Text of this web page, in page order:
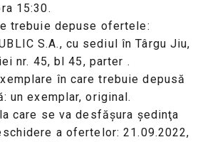
15:30.
trebuie depuse ofertele:
S.A., cu sediul în Târgu Jiu,
nr. 45, bl 45, parter .
în care trebuie depusă
un exemplar, original.
care se va desfăşura şedinţa
a ofertelor: 21.09.2022,